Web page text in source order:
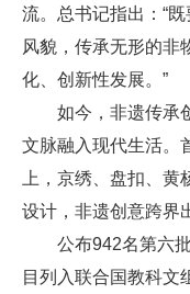
流。总书记指出：“
风貌，传承无形的非
化、创新性发展。”
如今，非遗传承
文脉融入现代生活。
上，京绣、盘扣、
设计，非遗创意跨界
公布942名第六
目列入联合国教科文